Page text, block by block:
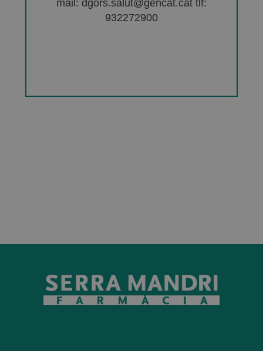
mail: dgors.salut@gencat.cat tlf:
932272900